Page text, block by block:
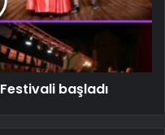
başladı